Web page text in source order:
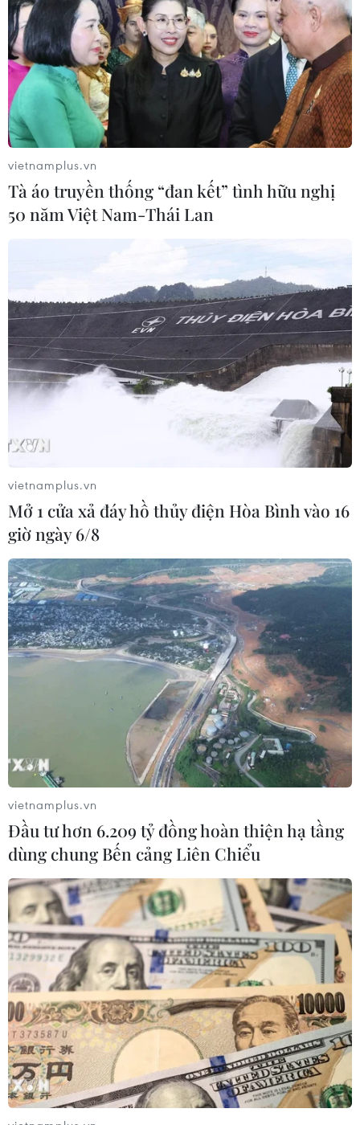
EAS được thành lập năm 2005 và hiện có 18
nước thành viên bao gồm 10 nước ASEAN và 8
nước đối tác của ASEAN (Australia, Trung Quốc,
Ấn Độ, Nhật Bản, Hàn Quốc, New Zealand, Liên
bang Nga và Hoa Kỳ)./.
Đại sứ Trần Đức Bình, Trưởng Phái đoàn đại diện Thường trực
Việt Nam tại ASEAN. (Ảnh: Hữu Chiến/TTXVN)
(TTXVN/Vietnam+)
#Chủ tịch
#Đại sứ
#Trần Đức Bình
#Cộng đồng ASEAN Indonesia
Theo dõi VietnamPlus
TIN LIÊN QUAN
vietnamplus.vn
Tà áo truyền thống “đan kết” tình hữu nghị
50 năm Việt Nam-Thái Lan
vietnamplus.vn
Mở 1 cửa xả đáy hồ thủy điện Hòa Bình vào 16
giờ ngày 6/8
vietnamplus.vn
Đầu tư hơn 6.209 tỷ đồng hoàn thiện hạ tầng
dùng chung Bến cảng Liên Chiểu